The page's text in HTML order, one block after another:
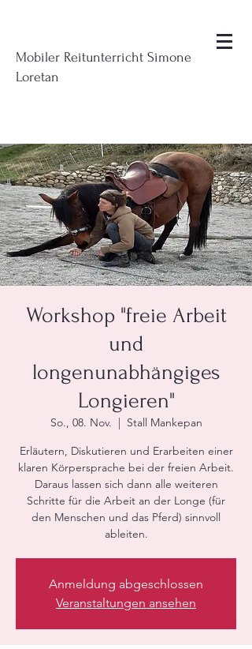
Mobiler Reitunterricht Simone
Loretan
Workshop "freie Arbeit
und
longenunabhängiges
Longieren"
So., 08. Nov.
  |
Stall Mankepan
Erläutern, Diskutieren und Erarbeiten einer
klaren Körpersprache bei der freien Arbeit.
Daraus lassen sich dann alle weiteren
Schritte für die Arbeit an der Longe (für
den Menschen und das Pferd) sinnvoll
ableiten.
Anmeldung abgeschlossen
Veranstaltungen ansehen